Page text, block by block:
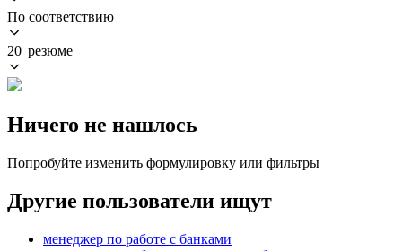
По соответствию
20 резюме
Ничего не нашлось
Попробуйте изменить формулировку или фильтры
Другие пользователи ищут
менеджер по работе с банками